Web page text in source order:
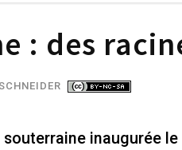
: des
inaugurée